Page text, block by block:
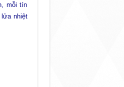
mỗi tín
lửa nhiệt